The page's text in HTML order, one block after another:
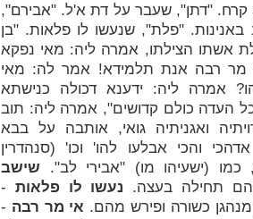
קרח. "דתן", שעבר על דת א'ל. "אבירם",
"פלת", שנעשו לו פלאות. "בן
אשתו הצילתו, אמרה ליה: מאי נפקא
מר רבה אנת תלמידא! אמר לה: מאי
אמרה ליה: ידענא דכולה כנישתא
העדה כולם קדושים", אמרה ליה: תוב
ואגניתיה גואי, אותבה על בבא
והכי אבלעו להו' וכו' (סנהדרין
(ישעיהו מו) "אבירי לב". שישב
תחילה בעצה. נעשו לו פלאות -
כשורה ופירש מהם. אי מר רבה -